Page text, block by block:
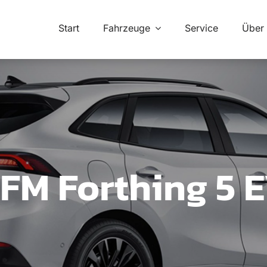
Start Fahrzeuge Service Über
Forthing 5